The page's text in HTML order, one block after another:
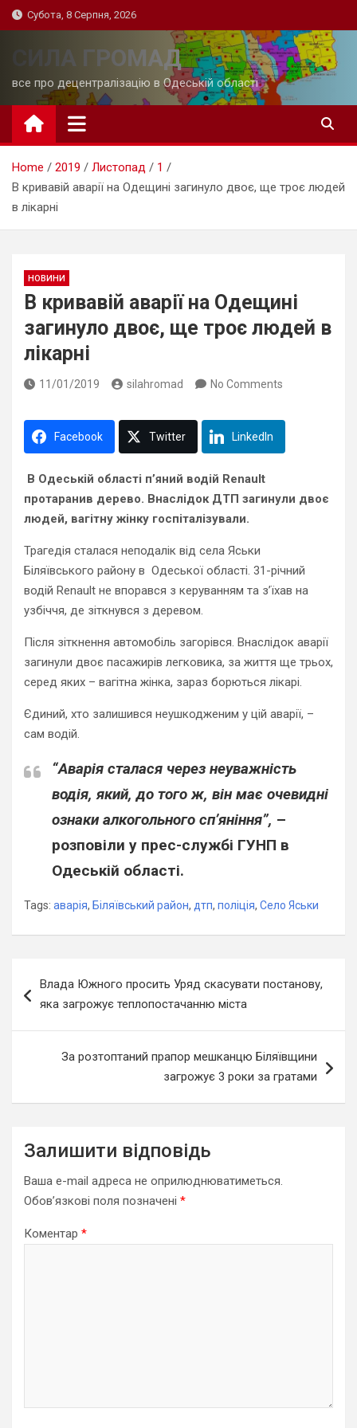
Skip
to
Субота, 8 Серпня, 2026
СИЛА ГРОМАД
все про децентралізацію в Одеській області
Home 2019 Листопад
1
В кривавій аварії на Одещині загинуло двоє, ще троє людей
в лікарні
НОВИНИ
В кривавій аварії на Одещині
загинуло двоє, ще троє людей в
лікарні
11/01/2019 silahromad No Comments
Facebook Twitter LinkedIn
В Одеській області п’яний водій Renault
протаранив дерево. Внаслідок ДТП загинули двоє
людей, вагітну жінку госпіталізували.
Трагедія сталася неподалік від села Яськи
Біляївського району в Одеської області. 31-річний
водій Renault не впорався з керуванням та з’їхав на
узбіччя, де зіткнувся з деревом.
Після зіткнення автомобіль загорівся. Внаслідок аварії
загинули двоє пасажирів легковика, за життя ще трьох,
серед яких – вагітна жінка, зараз борються лікарі.
Єдиний, хто залишився неушкодженим у цій аварії, –
сам водій.
“Аварія сталася через неуважність
водія, який, до того ж, він має очевидні
ознаки алкогольного сп’яніння”, –
розповіли у прес-службі ГУНП в
Одеській області.
Tags: аварія, Біляївський район, дтп, поліція, Село Яськи
записів
Влада Южного просить Уряд скасувати постанову,
яка загрожує теплопостачанню міста
За розтоптаний прапор мешканцю Біляївщини
загрожує 3 роки за гратами
Залишити відповідь
Ваша e-mail адреса не оприлюднюватиметься.
Обов’язкові поля позначені *
Коментар *